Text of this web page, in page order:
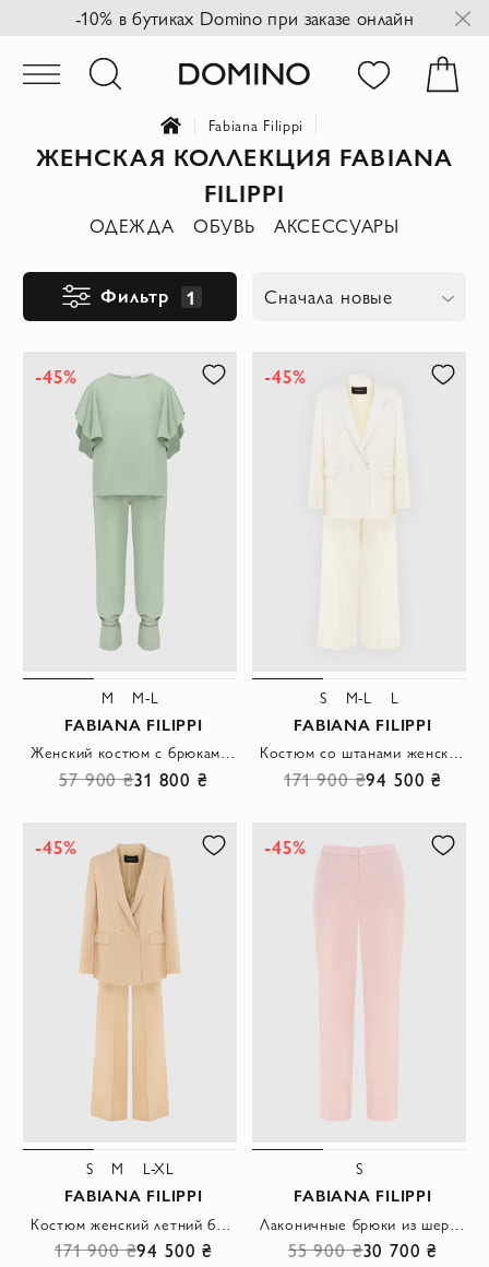
-10% в бутиках Domino при заказе онлайн
Fabiana Filippi
ЖЕНСКАЯ КОЛЛЕКЦИЯ FABIANA
FILIPPI
ОДЕЖДА ОБУВЬ АКСЕССУАРЫ
Фильтр 1 Сначала новые
-45%
M M-L
FABIANA FILIPPI
Женский костюм с брюками зеленый
57 900 ₴31 800 ₴
-45%
S M-L L
FABIANA FILIPPI
Костюм со штанами женский белый
171 900 ₴94 500 ₴
-45%
S M L-XL
FABIANA FILIPPI
171 900 ₴94 500 ₴
-45%
S
FABIANA FILIPPI
55 900 ₴30 700 ₴